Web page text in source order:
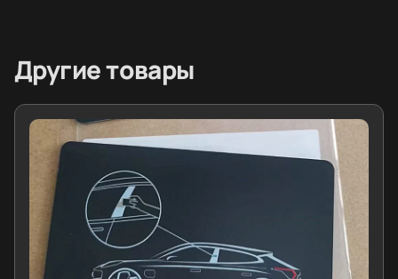
Другие товары